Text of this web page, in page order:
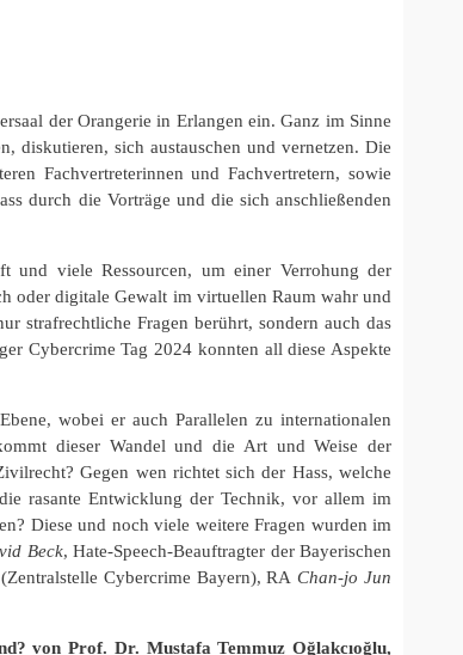
der Orangerie in Erlangen ein. Ganz im Sinne
diskutieren, sich austauschen und vernetzen. Die
Fachvertreterinnen und Fachvertretern, sowie
durch die Vorträge und die sich anschließenden
und viele Ressourcen, um einer Verrohung der
oder digitale Gewalt im virtuellen Raum wahr und
strafrechtliche Fragen berührt, sondern auch das
Cybercrime Tag 2024 konnten all diese Aspekte
wobei er auch Parallelen zu internationalen
dieser Wandel und die Art und Weise der
Gegen wen richtet sich der Hass, welche
rasante Entwicklung der Technik, vor allem im
Diese und noch viele weitere Fragen wurden im
Beck, Hate-Speech-Beauftragter der Bayerischen
Cybercrime Bayern), RA Chan-jo Jun
von Prof. Dr. Mustafa Temmuz Oğlakcıoğlu,